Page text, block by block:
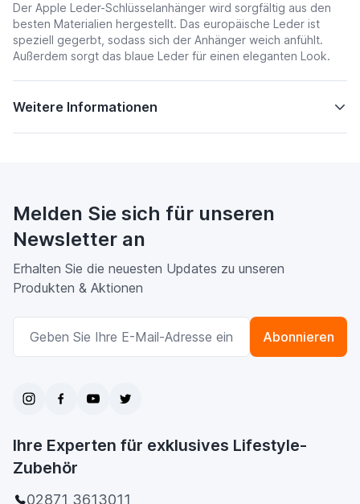
Der Apple Leder-Schlüsselanhänger wird sorgfältig aus den
besten Materialien hergestellt. Das europäische Leder ist
speziell gegerbt, sodass sich der Anhänger weich anfühlt.
Außerdem sorgt das blaue Leder für einen eleganten Look.
Weitere Informationen
Melden Sie sich für unseren
Newsletter an
Erhalten Sie die neuesten Updates zu unseren
Produkten & Aktionen
E-Mailadresse
Abonnieren
Ihre Experten für exklusives Lifestyle-
Zubehör
02871 3613011